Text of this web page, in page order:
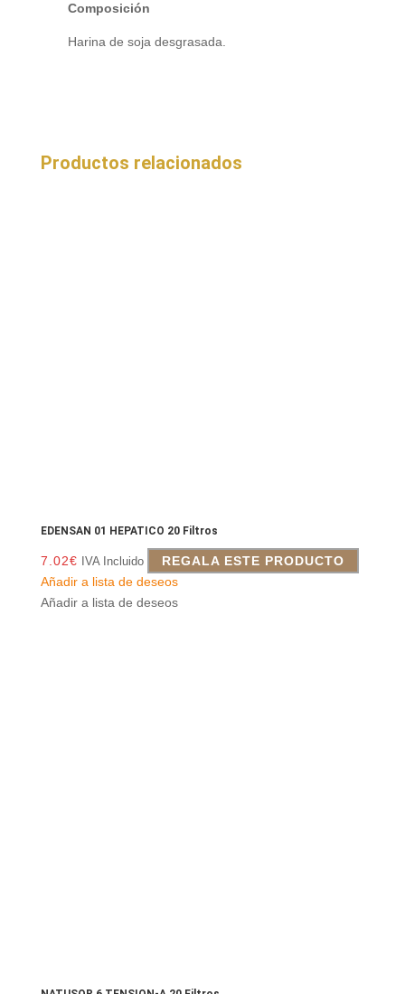
Composición
Harina de soja desgrasada.
Productos relacionados
EDENSAN 01 HEPATICO 20 Filtros
7.02€ IVA Incluido
REGALA ESTE PRODUCTO
Añadir a lista de deseos
Añadir a lista de deseos